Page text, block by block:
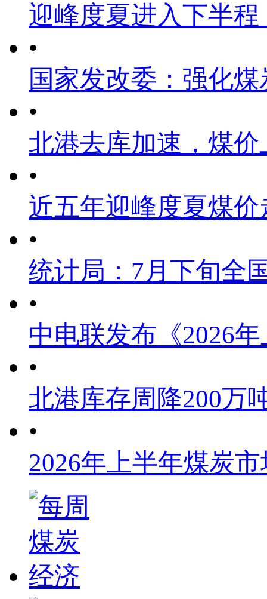
迎峰度夏进入下半
•
国家发改委：强化
•
北港去库加速，煤
•
近五年迎峰度夏煤价
•
统计局：7月下旬全
•
中电联发布《2026
•
北港库存周降200万
•
2026年上半年煤炭